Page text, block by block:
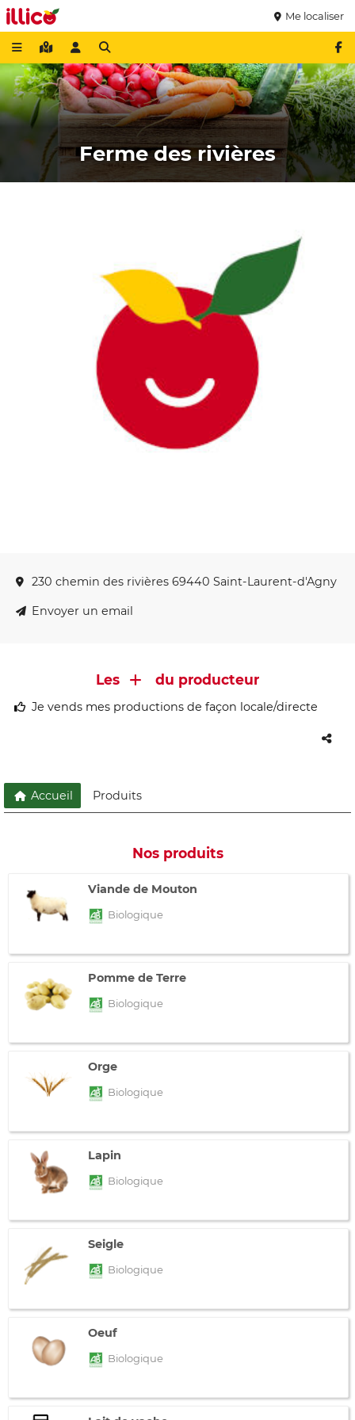
Me localiser
Ferme des rivières
230 chemin des rivières 69440 Saint-Laurent-d'Agny
Envoyer un email
Les du producteur
Je vends mes productions de façon locale/directe
Accueil Produits
Nos produits
Viande de Mouton
Biologique
Pomme de Terre
Biologique
Orge
Biologique
Lapin
Biologique
Seigle
Biologique
Oeuf
Biologique